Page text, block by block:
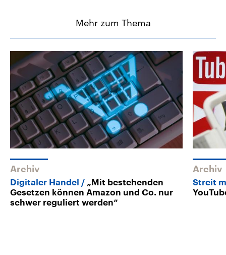
Mehr zum Thema
Archiv
Digitaler Handel
„Mit bestehenden
Gesetzen können Amazon und Co. nur
schwer reguliert werden“
Archiv
Streit